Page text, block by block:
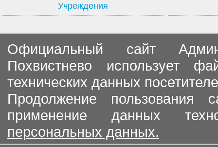
Учреждения
Официальный сайт
Похвистнево использует
технических данных
Продолжение пользования
применение данных
персональных данных.